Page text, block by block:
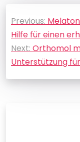
Previous:
Hilfe für einen
Next: Orthomol
Unterstützung